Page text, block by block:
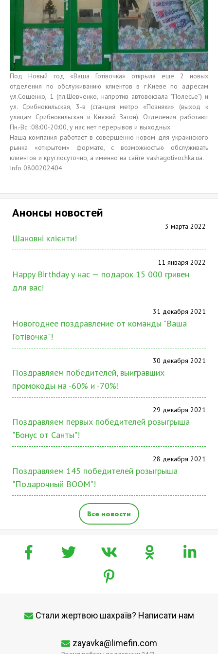
Под Новый год «Ваша Готівочка» открыла еще 2 новых
отделения по обслуживанию клиентов в г.Киеве по адресам
ул.Сошенко, 1 (пл.Шевченко, напротив автовокзала "Полесье") и
ул. Срибнокильская, 3-в (станция метро «Позняки» (выход к
улицам Срибнокильская и Княжий Затон). Отделения работают
Пн.-Вс. :08:00-20:00, у нас нет перерывов и выходных.
Наша компания работает в совершенно новом для украинского
рынка «открытом» формате, с возможностью обслуживать
клиентов и круглосуточно, а именно на сайте vashagotivochka.ua.
Info 0800202404
Анонсы новостей
3 марта 2022
Шановні клієнти!
11 января 2022
Happy Birthday у нас — подарок 15 000 гривен
для вас!
31 декабря 2021
Новогоднее поздравление от команды "Ваша
Готівочка"!
30 декабря 2021
Поздравляем победителей, выигравших
промокоды на -60% и -70%!
29 декабря 2021
Поздравляем первых победителей розыгрыша
"Бонус от Санты"!
28 декабря 2021
Поздравляем 145 победителей розыгрыша
"Подарочный BOOM"!
Все новости
Стали жертвою шахраїв? Написати нам
zayavka@limefin.com